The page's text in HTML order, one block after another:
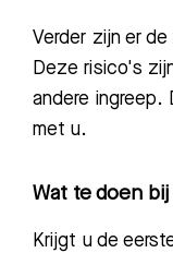
Verder zijn er
Deze risico's
andere
met u.
Wat te doen
Krijgt u de